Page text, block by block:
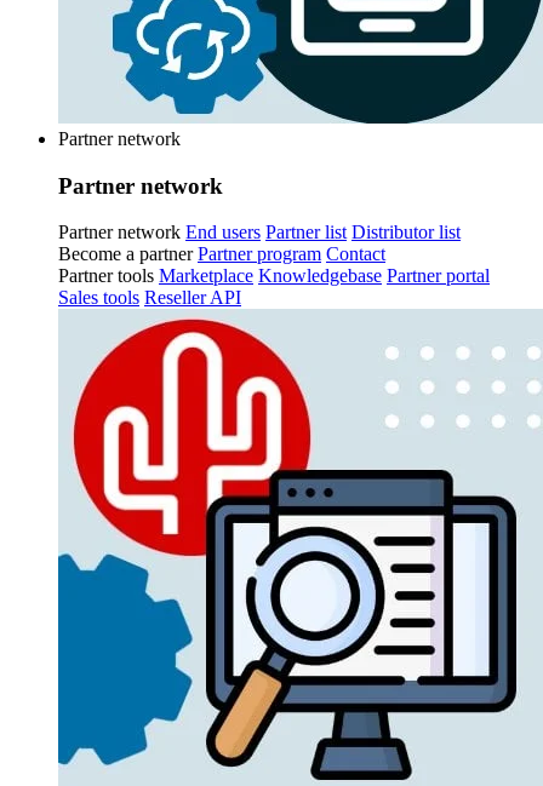
Partner network
Partner network
Partner network End users Partner list Distributor list
Become a partner Partner program Contact
Partner tools Marketplace Knowledgebase Partner portal
Sales tools Reseller API